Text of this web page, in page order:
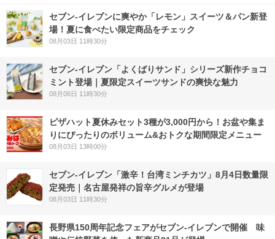
セブン‐イレブンに爽やか「レモン」スイーツ＆パン新登
場！夏に食べたい限定商品をチェック
08月03日 11時30分
セブン‐イレブン「よくばりサンド」シリーズ新作チョコ
ミント登場｜夏限定スイーツサンドの爽快な魅力
08月06日 11時30分
ピザハット夏休みセット3種が3,000円から！お盆や集ま
りにぴったりのボリューム&おトクな期間限定メニュー
08月03日 13時00分
セブン-イレブン「激辛！台湾ミンチカツ」8月4日数量限
定発売｜名古屋発祥の旨辛グルメが登場
08月03日 11時30分
長野県150周年記念フェアがセブン-イレブンで開催 味